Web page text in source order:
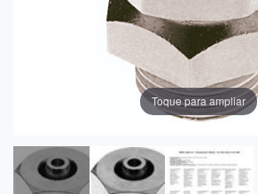
Toque para ampliar